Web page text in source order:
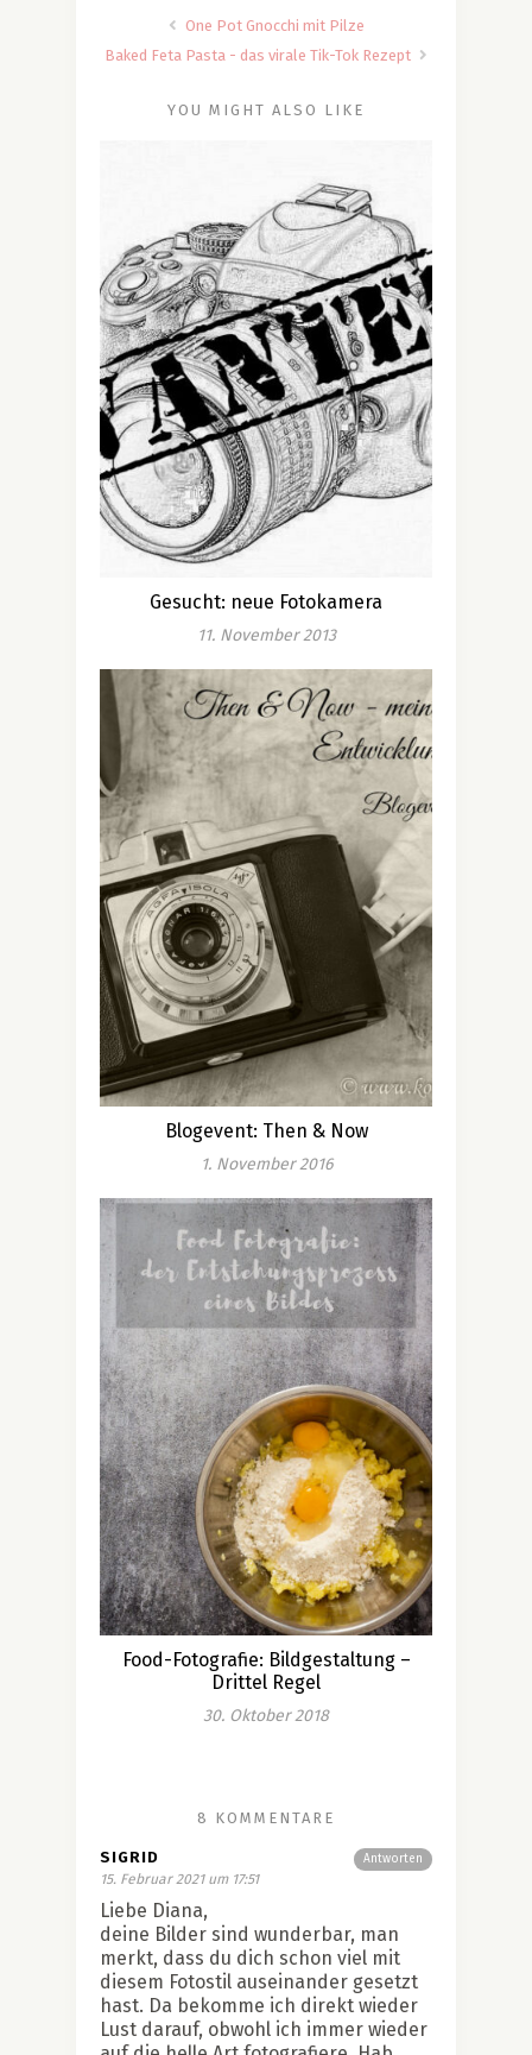
One Pot Gnocchi mit Pilze
Baked Feta Pasta - das virale Tik-Tok Rezept
YOU MIGHT ALSO LIKE
Gesucht: neue Fotokamera
11. November 2013
Blogevent: Then & Now
1. November 2016
Food-Fotografie: Bildgestaltung –
Drittel Regel
30. Oktober 2018
8 KOMMENTARE
Antworten
SIGRID
15. Februar 2021 um 17:51
Liebe Diana,
deine Bilder sind wunderbar, man
merkt, dass du dich schon viel mit
diesem Fotostil auseinander gesetzt
hast. Da bekomme ich direkt wieder
Lust darauf, obwohl ich immer wieder